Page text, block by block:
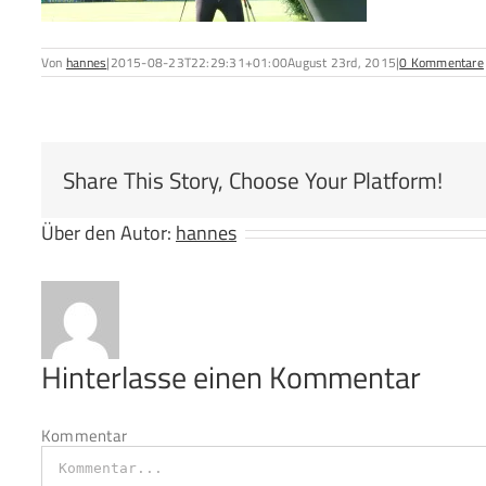
Von hannes|2015-08-23T22:29:31+01:00August 23rd, 2015|0 Kommentare
Share This Story, Choose Your Platform!
Über den Autor: hannes
Hinterlasse einen Kommentar
Kommentar